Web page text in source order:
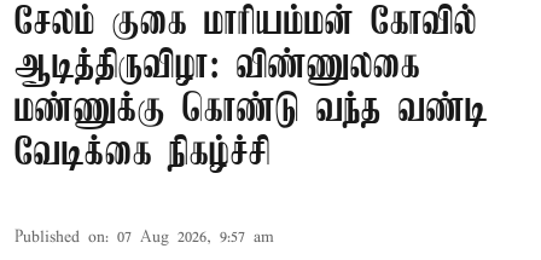
சேலம் குகை மாரியம்மன் கோவில்
ஆடித்திருவிழா: விண்ணுலகை
மண்ணுக்கு கொண்டு வந்த வண்டி
வேடிக்கை நிகழ்ச்சி
Published on: 07 Aug 2026, 9:57 am